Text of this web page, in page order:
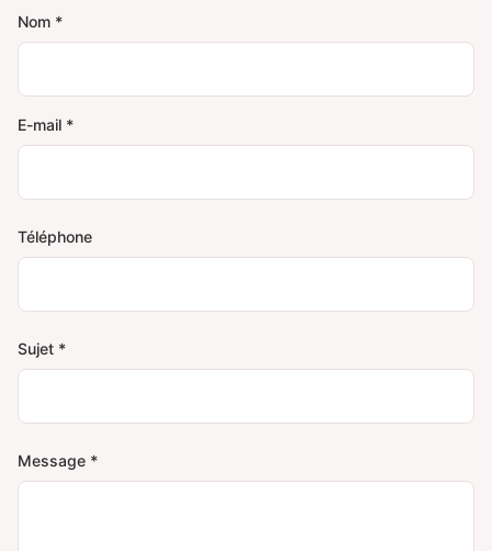
Nom *
E-mail *
Téléphone
Sujet *
Message *